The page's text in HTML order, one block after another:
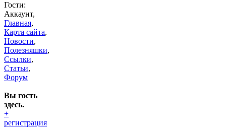
Гости:
Аккаунт,
Главная,
Карта сайта,
Новости,
Полезняшки,
Ссылки,
Статьи,
Форум
Вы гость
здесь.
+
регистрация